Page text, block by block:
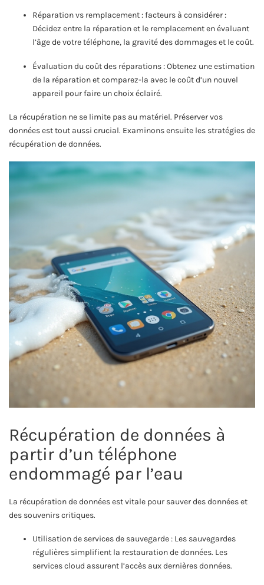
Réparation vs remplacement : facteurs à considérer :
Décidez entre la réparation et le remplacement en évaluant
l’âge de votre téléphone, la gravité des dommages et le coût.
Évaluation du coût des réparations : Obtenez une estimation
de la réparation et comparez-la avec le coût d’un nouvel
appareil pour faire un choix éclairé.
La récupération ne se limite pas au matériel. Préserver vos
données est tout aussi crucial. Examinons ensuite les stratégies de
récupération de données.
Récupération de données à
partir d’un téléphone
endommagé par l’eau
La récupération de données est vitale pour sauver des données et
des souvenirs critiques.
Utilisation de services de sauvegarde : Les sauvegardes
régulières simplifient la restauration de données. Les
services cloud assurent l’accès aux dernières données.